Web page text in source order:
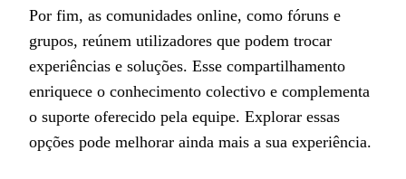
Por fim, as comunidades online, como fóruns e
grupos, reúnem utilizadores que podem trocar
experiências e soluções. Esse compartilhamento
enriquece o conhecimento colectivo e complementa
o suporte oferecido pela equipe. Explorar essas
opções pode melhorar ainda mais a sua experiência.